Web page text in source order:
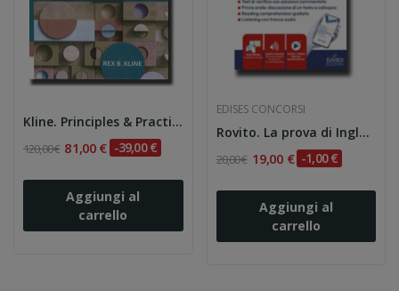
Kline. Principles & Practice of Structural...
120,00 € 81,00 € -39,00 €
Aggiungi al
carrello
EDISES CONCORSI
Rovito. La prova di Inglese: Teoria ed esercizi...
20,00 € 19,00 € -1,00 €
Aggiungi al
carrello